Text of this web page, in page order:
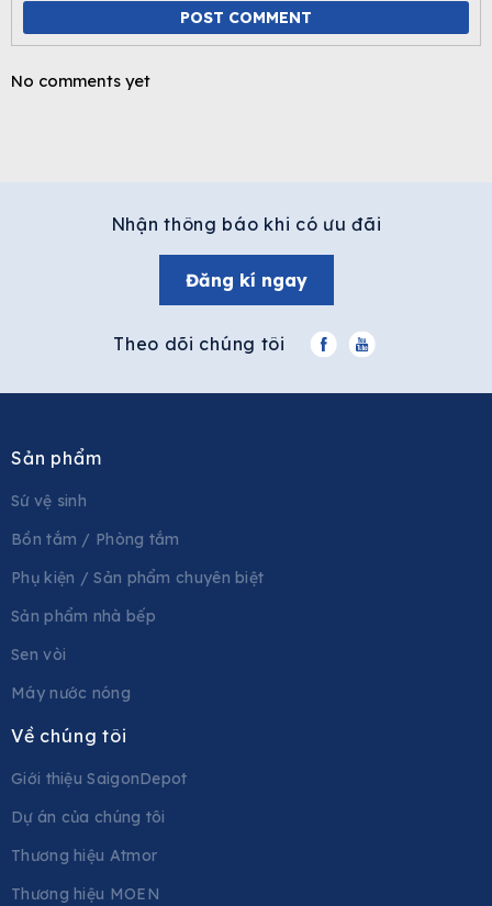
POST COMMENT
No comments yet
Nhận thông báo khi có ưu đãi
Đăng kí ngay
Theo dõi chúng tôi
Sản phẩm
Sứ vệ sinh
Bồn tắm / Phòng tắm
Phụ kiện / Sản phẩm chuyên biệt
Sản phẩm nhà bếp
Sen vòi
Máy nước nóng
Về chúng tôi
Giới thiệu SaigonDepot
Dự án của chúng tôi
Thương hiệu Atmor
Thương hiệu MOEN